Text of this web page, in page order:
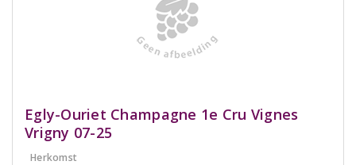
Egly-Ouriet Champagne 1e Cru Vignes
Vrigny 07-25
Herkomst